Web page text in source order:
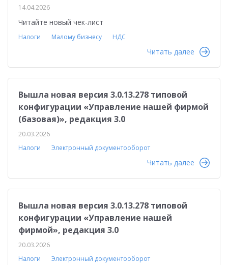
14.04.2026
Читайте новый чек-лист
Налоги Малому бизнесу НДС
Читать далее
Вышла новая версия 3.0.13.278 типовой
конфигурации «Управление нашей фирмой
(базовая)», редакция 3.0
20.03.2026
Налоги
Электронный документооборот
Читать далее
Вышла новая версия 3.0.13.278 типовой
конфигурации «Управление нашей
фирмой», редакция 3.0
20.03.2026
Налоги
Электронный документооборот